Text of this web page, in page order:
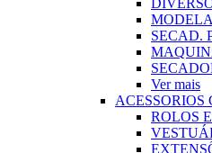
SECAD.
Ver mais
ACESSORIOS
ROLOS